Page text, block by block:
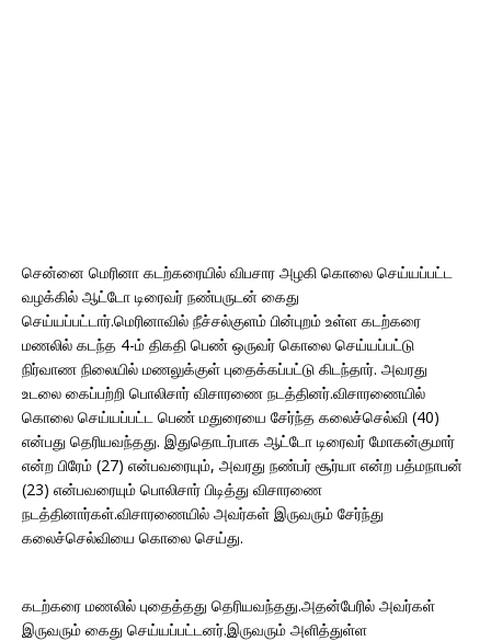
சென்னை மெரினா கடற்கரையில் விபசார அழகி கொலை செய்யப்பட்ட
வழக்கில் ஆட்டோ டிரைவர் நண்பருடன் கைது
செய்யப்பட்டார்.மெரினாவில் நீச்சல்குளம் பின்புறம் உள்ள கடற்கரை
மணலில் கடந்த 4-ம் திகதி பெண் ஒருவர் கொலை செய்யப்பட்டு
நிர்வாண நிலையில் மணலுக்குள் புதைக்கப்பட்டு கிடந்தார். அவரது
உடலை கைப்பற்றி பொலிசார் விசாரணை நடத்தினர்.விசாரணையில்
கொலை செய்யப்பட்ட பெண் மதுரையை சேர்ந்த கலைச்செல்வி (40)
என்பது தெரியவந்தது. இதுதொடர்பாக ஆட்டோ டிரைவர் மோகன்குமார்
என்ற பிரேம் (27) என்பவரையும், அவரது நண்பர் சூர்யா என்ற பத்மநாபன்
(23) என்பவரையும் பொலிசார் பிடித்து விசாரணை
நடத்தினார்கள்.விசாரணையில் அவர்கள் இருவரும் சேர்ந்து
கலைச்செல்வியை கொலை செய்து.
கடற்கரை மணலில் புதைத்தது தெரியவந்தது.அதன்பேரில் அவர்கள்
இருவரும் கைது செய்யப்பட்டனர்.இருவரும் அளித்துள்ள